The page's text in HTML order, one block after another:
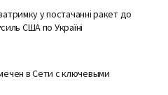
у постачанні ракет до
США по Україні
в Сети с ключевыми